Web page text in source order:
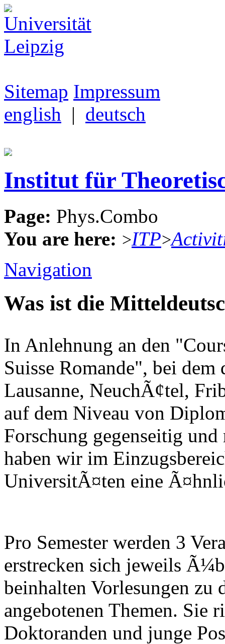
Sitemap Impressum
english | deutsch
Institut für
Page: Phys.Combo
You are here: >ITP>
Navigation
Was ist die
In Anlehnung an den
Suisse Romande", bei
Lausanne, NeuchÃ¢tel,
auf dem Niveau von
Forschung gegenseitig
haben wir im
UniversitÃ¤ten eine
Pro Semester werden 3
erstrecken sich jeweils
beinhalten Vorlesungen zu
angebotenen Themen. Sie
Doktoranden und junge